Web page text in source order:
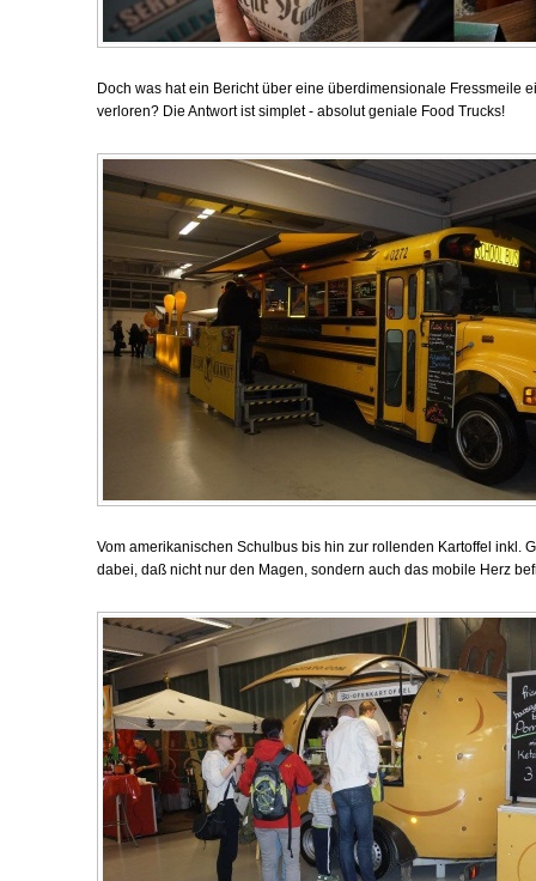
Doch was hat ein Bericht über eine überdimensionale Fressmeile
verloren? Die Antwort ist simplet - absolut geniale Food Trucks!
Vom amerikanischen Schulbus bis hin zur rollenden Kartoffel inkl.
dabei, daß nicht nur den Magen, sondern auch das mobile Herz